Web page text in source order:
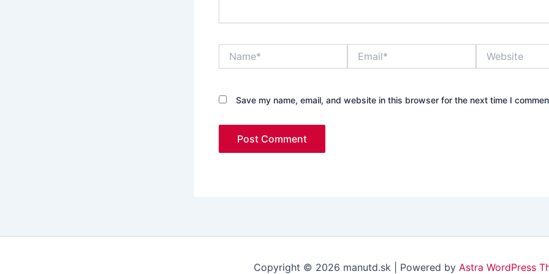
Save my name, email, and website in this browser for the next time I
Copyright © 2026 manutd.sk | Powered by Astra WordPress